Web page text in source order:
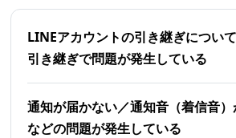
LINEアカウントの引き継ぎについ
引き継ぎで問題が発生している
通知が届かない／通知音（着信音
などの問題が発生している